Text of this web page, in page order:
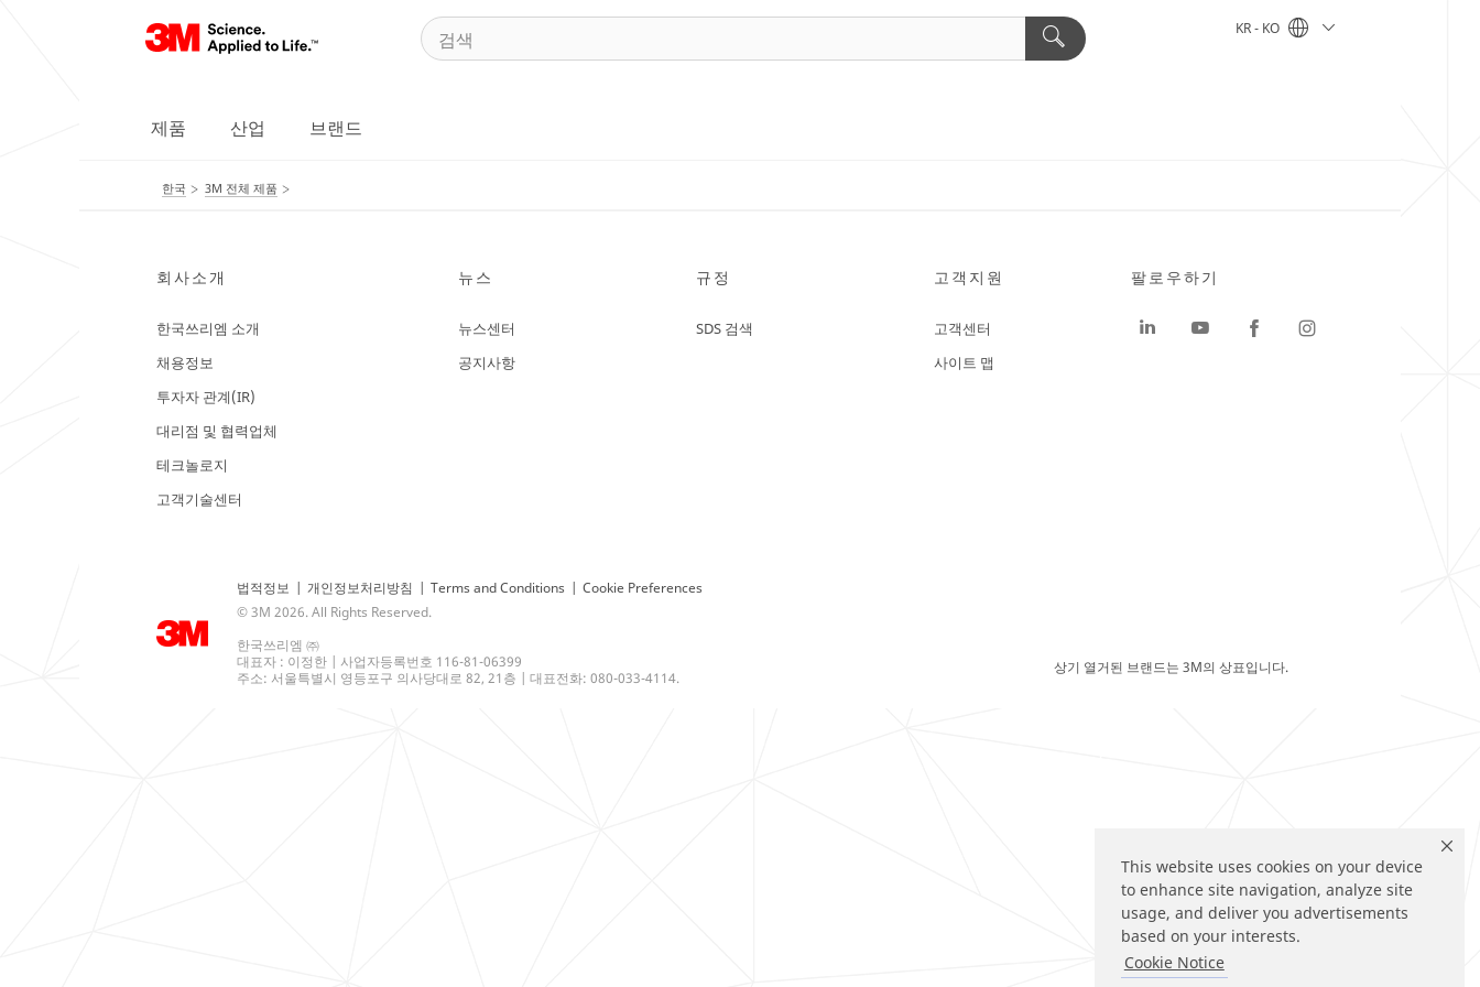
This website uses cookies on your device
to enhance site navigation, analyze site
usage, and deliver you advertisements
based on your interests.
Cookie Notice
KR - KO
제품 산업 브랜드
한국 3M 전체 제품
회사소개
한국쓰리엠 소개
채용정보
투자자 관계(IR)
대리점 및 협력업체
테크놀로지
고객기술센터
뉴스
뉴스센터
공지사항
규정
SDS 검색
고객지원
고객센터
사이트 맵
법적정보 | 개인정보처리방침 | Terms and Conditions | Cookie Preferences
© 3M 2026. All Rights Reserved.
한국쓰리엠 ㈜
대표자 : 이정한 | 사업자등록번호 116-81-06399
주소: 서울특별시 영등포구 의사당대로 82, 21층 | 대표전화: 080-033-4114.
팔로우하기
상기 열거된 브랜드는 3M의 상표입니다.